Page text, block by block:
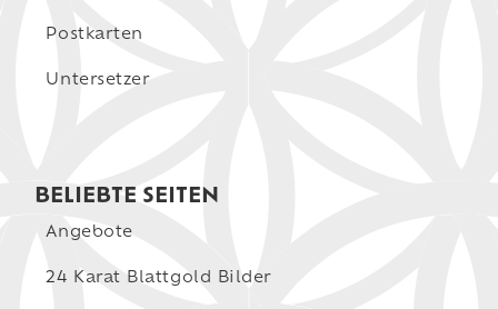
Postkarten
Untersetzer
BELIEBTE SEITEN
Angebote
24 Karat Blattgold Bilder